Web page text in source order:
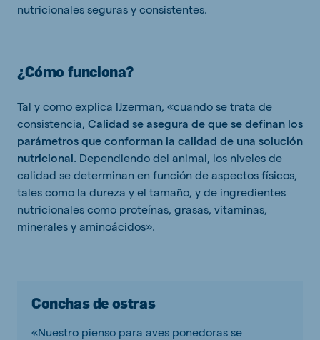
nutricionales seguras y consistentes.
¿Cómo funciona?
Tal y como explica IJzerman, «cuando se trata de
consistencia, Calidad se asegura de que se definan los
parámetros que conforman la calidad de una solución
nutricional. Dependiendo del animal, los niveles de
calidad se determinan en función de aspectos físicos,
tales como la dureza y el tamaño, y de ingredientes
nutricionales como proteínas, grasas, vitaminas,
minerales y aminoácidos».
Conchas de ostras
«Nuestro pienso para aves ponedoras se